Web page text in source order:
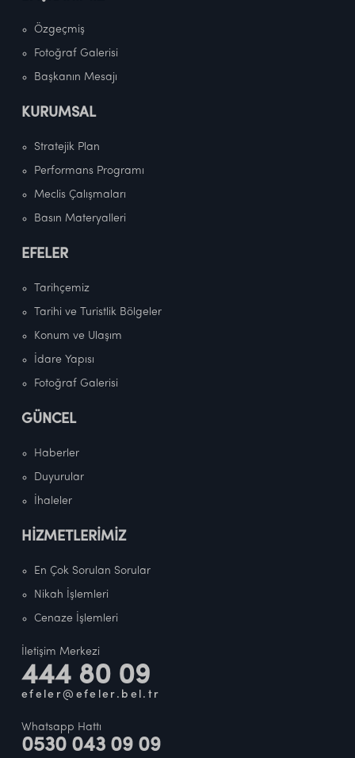
Özgeçmiş
Fotoğraf Galerisi
Başkanın Mesajı
KURUMSAL
Stratejik Plan
Performans Programı
Meclis Çalışmaları
Basın Materyalleri
EFELER
Tarihçemiz
Tarihi ve Turistlik Bölgeler
Konum ve Ulaşım
İdare Yapısı
Fotoğraf Galerisi
GÜNCEL
Haberler
Duyurular
İhaleler
HİZMETLERİMİZ
En Çok Sorulan Sorular
Nikah İşlemleri
Cenaze İşlemleri
İletişim Merkezi
444 80 09
efeler@efeler.bel.tr
Whatsapp Hattı
0530 043 09 09